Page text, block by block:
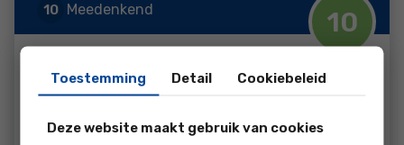
10
10 Meedenkend
10 Service
Vadim Botnari
Professionals
Toestemming Detail Cookiebeleid
Deze website maakt gebruik van cookies